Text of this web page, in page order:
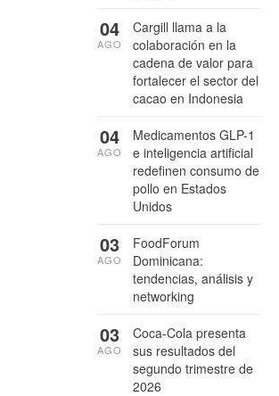
Cargill llama a la
colaboración en la
cadena de valor para
fortalecer el sector del
cacao en Indonesia
04
AGO
Medicamentos GLP-1
e inteligencia artificial
redefinen consumo de
pollo en Estados
Unidos
04
AGO
FoodForum
Dominicana:
tendencias, análisis y
networking
03
AGO
Coca-Cola presenta
sus resultados del
segundo trimestre de
2026
03
AGO